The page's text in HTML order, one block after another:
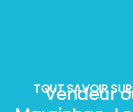
TOUT SAVOIR
Vendeur